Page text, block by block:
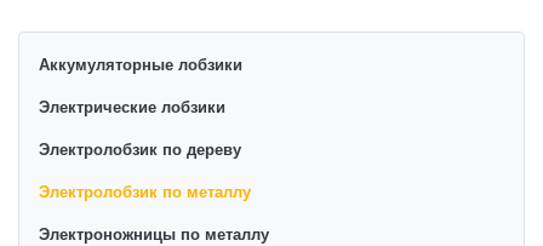
разрезы, что особенно важно при работе с
металлом. Современные модели оснащены
мощными электрическими двигателями, которые
металлов, включая сталь и алюминий.
Аккумуляторные лобзики
Электрические лобзики
Электролобзик по дереву
Электролобзик по металлу
Электроножницы по металлу